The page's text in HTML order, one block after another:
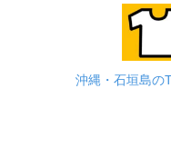
沖縄・石垣島の